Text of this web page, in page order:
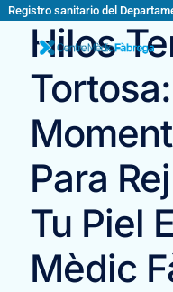
Registro sanitario del
Hilos
Para
Tu Piel
Mèdic